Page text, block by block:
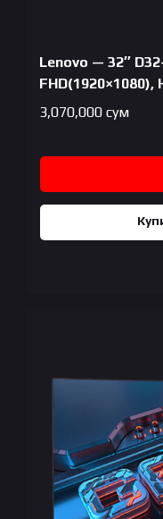
Lenovo — 32″
FHD(1920×1080),
3,070,000 сум